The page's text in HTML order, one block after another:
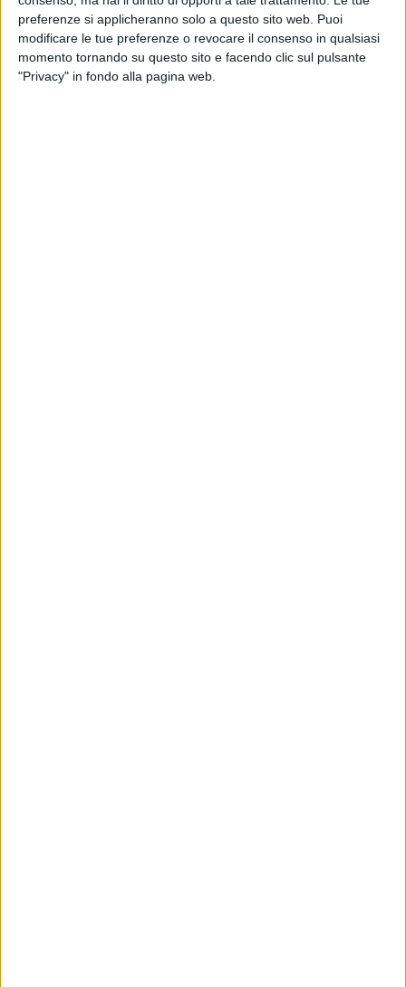
preferenze si applicheranno solo a questo sito web. Puoi
modificare le tue preferenze o revocare il consenso in qualsiasi
momento tornando su questo sito e facendo clic sul pulsante
"Privacy" in fondo alla pagina web.
imposti. Il giovane, sottoposto a controllo in un parco
pubblico, è stato sorpreso con uno "spinello" mentre era in
compagnia di un amico gravato da pregiudizi penali.